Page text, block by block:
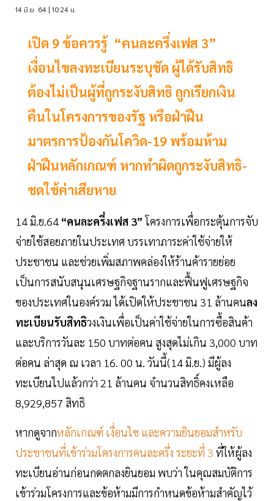
14 มิ.ย. 64 | 10:24 น.
เปิด 9 ข้อควรรู้ “คนละครึ่งเฟส 3”
เงื่อนไขลงทะเบียนระบุชัด ผู้ได้รับสิทธิ
ต้องไม่เป็นผู้ที่ถูกระงับสิทธิ ถูกเรียกเงิน
คืนในโครงการของรัฐ หรือฝ่าฝืน
มาตรการป้องกันโควิด-19 พร้อมห้าม
ฝ่าฝืนหลักเกณฑ์ หากทำผิดถูกระงับสิทธิ-
ชดใช้ค่าเสียหาย
14 มิ.ย.64 “คนละครึ่งเฟส 3”โครงการเพื่อกระตุ้นการจับ
จ่ายใช้สอยภายในประเทศ บรรเทาภาระค่าใช้จ่ายให้
ประชาชน และช่วยเพิ่มสภาพคล่องให้ร้านค้ารายย่อย
เป็นการสนับสนุนเศรษฐกิจฐานรากและฟื้นฟูเศรษฐกิจ
ของประเทศในองค์รวม ได้เปิดให้ประชาชน 31 ล้านคนลง
ทะเบียนรับสิทธิวงเงินเพื่อเป็นค่าใช้จ่ายในการซื้อสินค้า
และบริการวันละ 150 บาทต่อคน สูงสุดไม่เกิน 3,000 บาท
ต่อคน ล่าสุด ณ เวลา 16. 00 น. วันนี้(14 มิ.ย.) มีผู้ลง
ทะเบียนไปแล้วกว่า 21 ล้านคน จำนวนสิทธิ์คงเหลือ
8,929,857 สิทธิ
หากดูจากหลักเกณฑ์ เงื่อนไข และความยินยอมสำหรับ
ประชาชนที่เข้าร่วมโครงการคนละครึ่ง ระยะที่ 3 ที่ให้ผู้ลง
ทะเบียนอ่านก่อนกดตกลงยินยอม พบว่า ในคุณสมบัติการ
เข้าร่วมโครงการและข้อห้ามมีการกำหนดข้อห้ามสำคัญไว้